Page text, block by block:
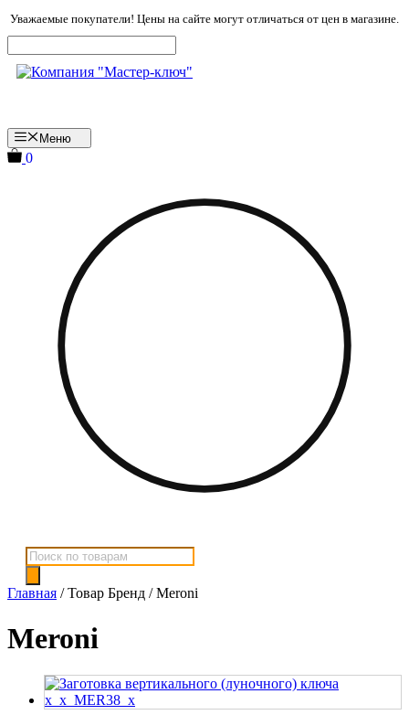
Перейти
к
содержимому
Уважаемые покупатели! Цены на сайте могут отличаться от цен в магазине.
Меню
0
Поиск
товаров
Главная / Товар Бренд / Meroni
Meroni